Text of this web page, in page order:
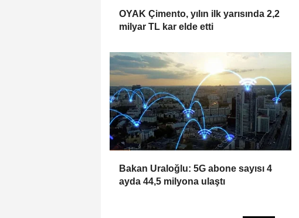
OYAK Çimento, yılın ilk yarısında 2,2
milyar TL kar elde etti
Bakan Uraloğlu: 5G abone sayısı 4
ayda 44,5 milyona ulaştı